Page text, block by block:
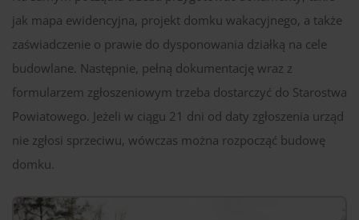
jak mapa ewidencyjna, projekt domku wakacyjnego, a także
zaświadczenie o prawie do dysponowania działką na cele
budowlane. Następnie, pełną dokumentację wraz z
formularzem zgłoszeniowym trzeba dostarczyć do Starostwa
Powiatowego. Jeżeli w ciągu 21 dni od daty zgłoszenia urząd
nie zgłosi sprzeciwu, wówczas można rozpocząć budowę
domku.